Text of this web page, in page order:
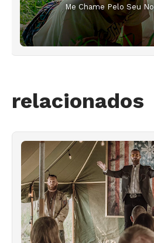
Me Chame Pelo Seu
relacionados